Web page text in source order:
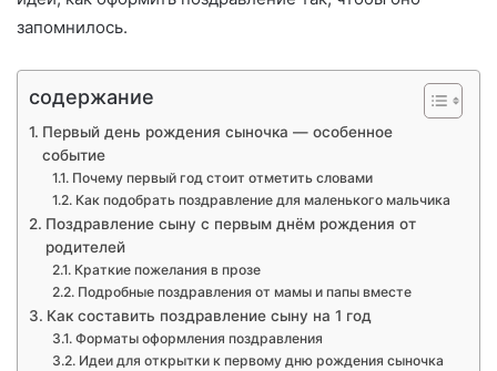
запомнилось.
содержание
Первый день рождения сыночка — особенное
событие
Почему первый год стоит отметить словами
Как подобрать поздравление для маленького мальчика
Поздравление сыну с первым днём рождения от
родителей
Краткие пожелания в прозе
Подробные поздравления от мамы и папы вместе
Как составить поздравление сыну на 1 год
Форматы оформления поздравления
Идеи для открытки к первому дню рождения сыночка